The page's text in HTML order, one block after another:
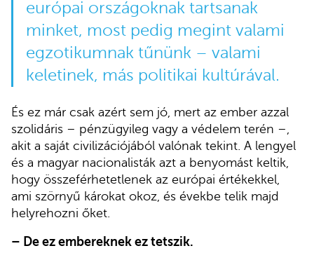
európai országoknak tartsanak
minket, most pedig megint valami
egzotikumnak tűnünk – valami
keletinek, más politikai kultúrával.
És ez már csak azért sem jó, mert az ember azzal
szolidáris – pénzügyileg vagy a védelem terén –,
akit a saját civilizációjából valónak tekint. A lengyel
és a magyar nacionalisták azt a benyomást keltik,
hogy összeférhetetlenek az európai értékekkel,
ami szörnyű károkat okoz, és évekbe telik majd
helyrehozni őket.
– De ez embereknek ez tetszik.